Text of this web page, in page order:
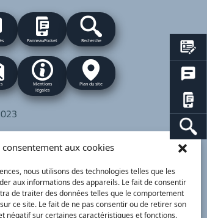
consentement aux cookies
nous utilisons des technologies telles que les
aux informations des appareils. Le fait de consentir
de traiter des données telles que le comportement
ce site. Le fait de ne pas consentir ou de retirer son
négatif sur certaines caractéristiques et fonctions.
PanneauPocket Recherche
Mentions
légales
Plan du site
- 06 84 05